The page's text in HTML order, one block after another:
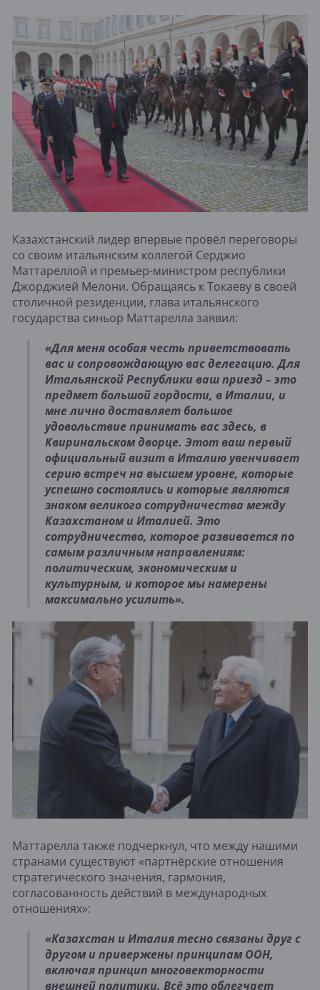
Казахстанский лидер впервые провёл переговоры
со своим итальянским коллегой Серджио
Маттареллой и премьер-министром республики
Джорджией Мелони. Обращаясь к Токаеву в своей
столичной резиденции, глава итальянского
государства синьор Маттарелла заявил:
«Для меня особая честь приветствовать
вас и сопровождающую вас делегацию. Для
Итальянской Республики ваш приезд – это
предмет большой гордости, в Италии, и
мне лично доставляет большое
удовольствие принимать вас здесь, в
Квиринальском дворце. Этот ваш первый
официальный визит в Италию увенчивает
серию встреч на высшем уровне, которые
успешно состоялись и которые являются
знаком великого сотрудничества между
Казахстаном и Италией. Это
сотрудничество, которое развивается по
самым различным направлениям:
политическим, экономическим и
культурным, и которое мы намерены
максимально усилить».
Маттарелла также подчеркнул, что между нашими
странами существуют «партнёрские отношения
стратегического значения, гармония,
согласованность действий в международных
отношениях»:
«Казахстан и Италия тесно связаны друг с
другом и привержены принципам ООН,
включая принцип многовекторности
внешней политики. Всё это облегчает